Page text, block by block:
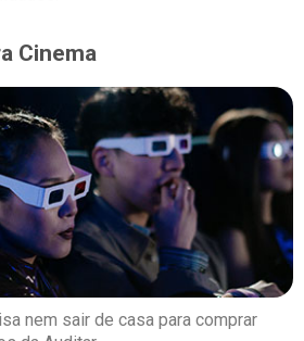
Cinema
nem sair de casa para comprar